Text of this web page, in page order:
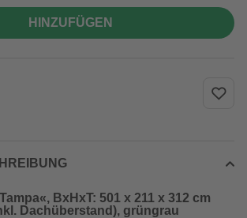
HINZUFÜGEN
BxHxT: 501 x 211 x 312 cm
Dachüberstand), grüngrau